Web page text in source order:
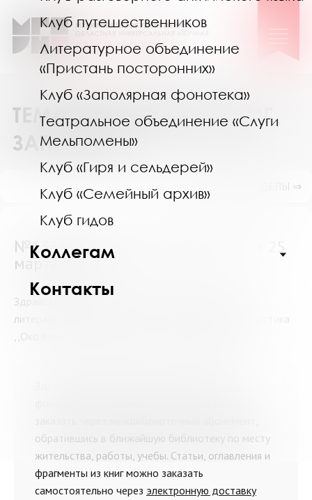
Клуб путешественников
Литературное объединение
«Пристань посторонних»
Клуб «Заполярная фонотека»
Театральное объединение «Слуги
Мельпомены»
Клуб «Гиря и сельдерей»
Клуб «Семейный архив»
Клуб гидов
Коллегам
Контакты
ТЕМАТИЧЕСКИЙ КАТАЛОГ
ЗАПРОСОВ
№13385 (Мурманская область) от 25
марта 2022
Здравствуйте! Помогите пожалуйста подобрать
литературу для реферата по теме: Тибетская гимнастика
,,Око возрождения,,. Заранее спасибо большое!
обратившись в ближайшую библиотеку по месту
жительства, работы, учебы. Статьи, оглавления и
фрагменты из книг можно заказать
самостоятельно через электронную доставку
ПОКАЗАТЬ ПОДРАЗДЕЛЫ ⇒